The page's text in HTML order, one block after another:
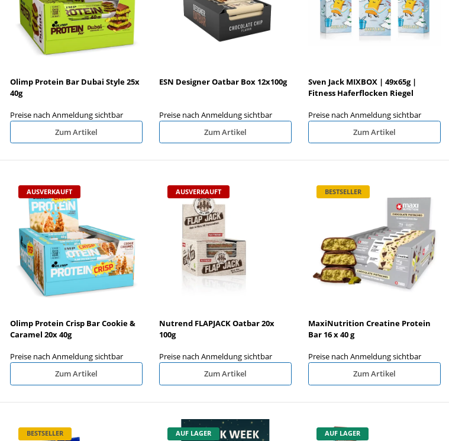
Olimp Protein Bar Dubai Style 25x
40g
Preise nach Anmeldung sichtbar
Zum Artikel
ESN Designer Oatbar Box 12x100g
Preise nach Anmeldung sichtbar
Zum Artikel
Sven Jack MIXBOX | 49x65g |
Fitness Haferflocken Riegel
Preise nach Anmeldung sichtbar
Zum Artikel
AUSVERKAUFT
Olimp Protein Crisp Bar Cookie &
Caramel 20x 40g
Preise nach Anmeldung sichtbar
Zum Artikel
AUSVERKAUFT
Nutrend FLAPJACK Oatbar 20x
100g
Preise nach Anmeldung sichtbar
Zum Artikel
BESTSELLER
MaxiNutrition Creatine Protein
Bar 16 x 40 g
Preise nach Anmeldung sichtbar
Zum Artikel
BESTSELLER AUF LAGER AUF LAGER
Nanosupps Liquid Egg White 6x500ml
Preise nach Anmeldung sichtbar Preise nach Anmeldung sichtbar Preise nach Anmeldung